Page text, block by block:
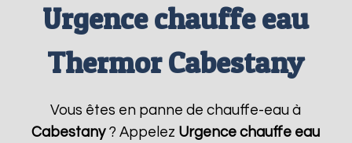
Urgence chauffe eau
Thermor Cabestany
Vous êtes en panne de chauffe-eau à
Cabestany? Appelez Urgence chauffe eau